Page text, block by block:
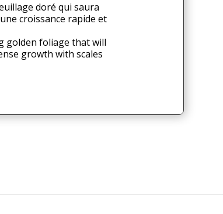
doré qui saura
croissance rapide et
golden foliage that will
growth with scales